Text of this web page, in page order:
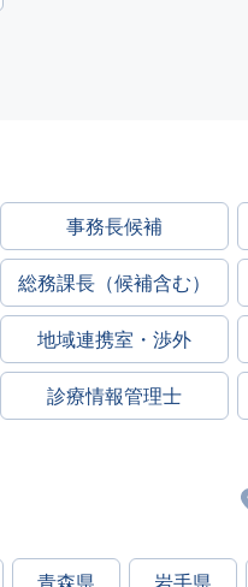
事務長候補
総務課長（候補含む）
地域連携室・渉外
診療情報管理士
青森県 岩手県